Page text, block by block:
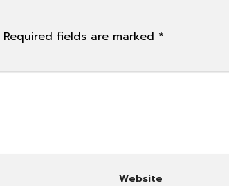
Required fields are marked *
Website